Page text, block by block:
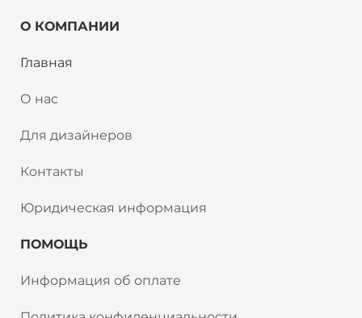
О КОМПАНИИ
Главная
О нас
Для дизайнеров
Контакты
Юридическая информация
ПОМОЩЬ
Информация об оплате